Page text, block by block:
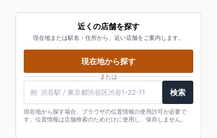
近くの店舗を探す
現在地または駅名・住所から、近い店舗をご案内します。
現在地から探す
または
検索
現在地から探す場合、ブラウザの位置情報の使用許可が必要で
す。位置情報は店舗検索のためだけに使用し、保存しません。